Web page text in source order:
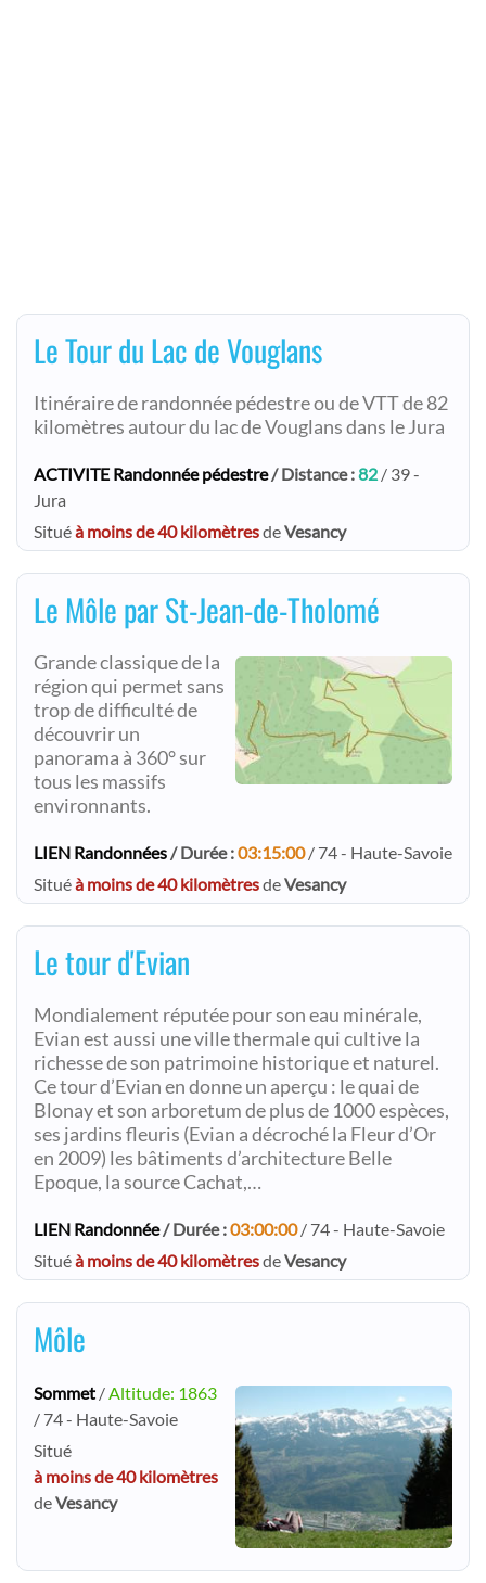
Le Tour du Lac de Vouglans
Itinéraire de randonnée pédestre ou de VTT de 82
kilomètres autour du lac de Vouglans dans le Jura
ACTIVITE Randonnée pédestre/ Distance :82 / 39 -
Jura
Situéà moins de 40 kilomètresdeVesancy
Le Môle par St-Jean-de-Tholomé
Grande classique de la
région qui permet sans
trop de difficulté de
découvrir un
panorama à 360° sur
tous les massifs
environnants.
LIEN Randonnées/ Durée :03:15:00/ 74 - Haute-Savoie
Situéà moins de 40 kilomètresdeVesancy
Le tour d'Evian
Mondialement réputée pour son eau minérale,
Evian est aussi une ville thermale qui cultive la
richesse de son patrimoine historique et naturel.
Ce tour d’Evian en donne un aperçu : le quai de
Blonay et son arboretum de plus de 1000 espèces,
ses jardins fleuris (Evian a décroché la Fleur d’Or
en 2009) les bâtiments d’architecture Belle
Epoque, la source Cachat,…
LIEN Randonnée/ Durée :03:00:00/ 74 - Haute-Savoie
Situéà moins de 40 kilomètresdeVesancy
Môle
Sommet /Altitude: 1863
/ 74 - Haute-Savoie
Situé
à moins de 40 kilomètres
deVesancy